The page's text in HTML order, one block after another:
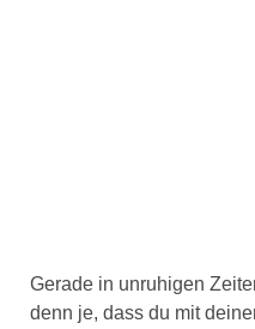
Gerade in unruhigen
denn je, dass du mit